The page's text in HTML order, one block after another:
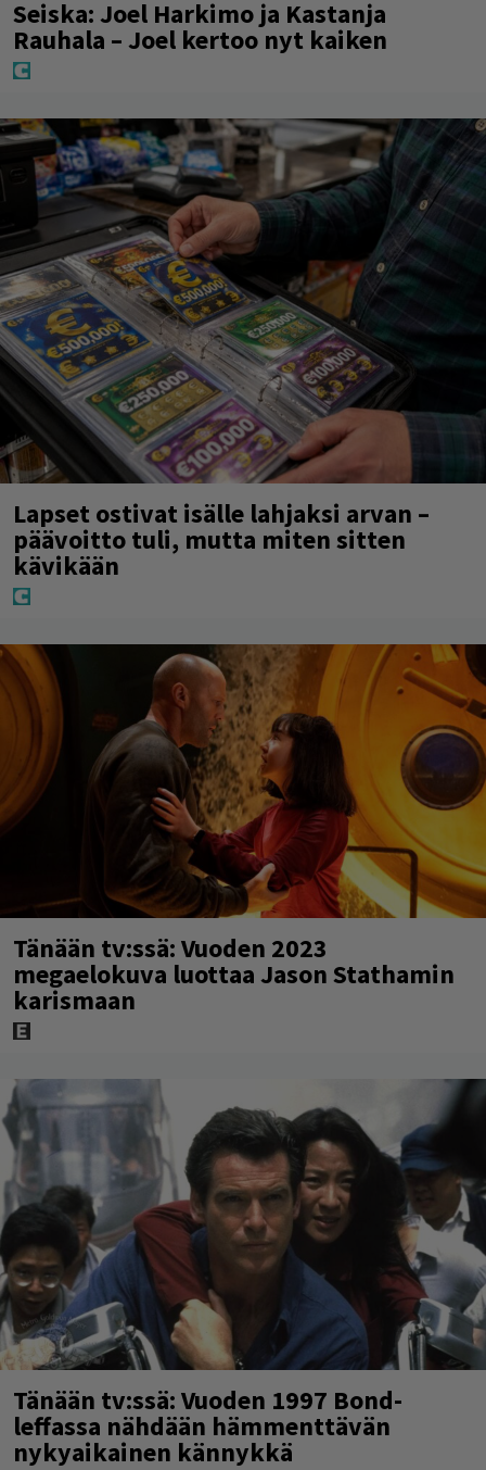
Seiska: Joel Harkimo ja Kastanja
Rauhala – Joel kertoo nyt kaiken
Lapset ostivat isälle lahjaksi arvan –
päävoitto tuli, mutta miten sitten
kävikään
Tänään tv:ssä: Vuoden 2023
megaelokuva luottaa Jason Stathamin
karismaan
Tänään tv:ssä: Vuoden 1997 Bond-
leffassa nähdään hämmenttävän
nykyaikainen kännykkä